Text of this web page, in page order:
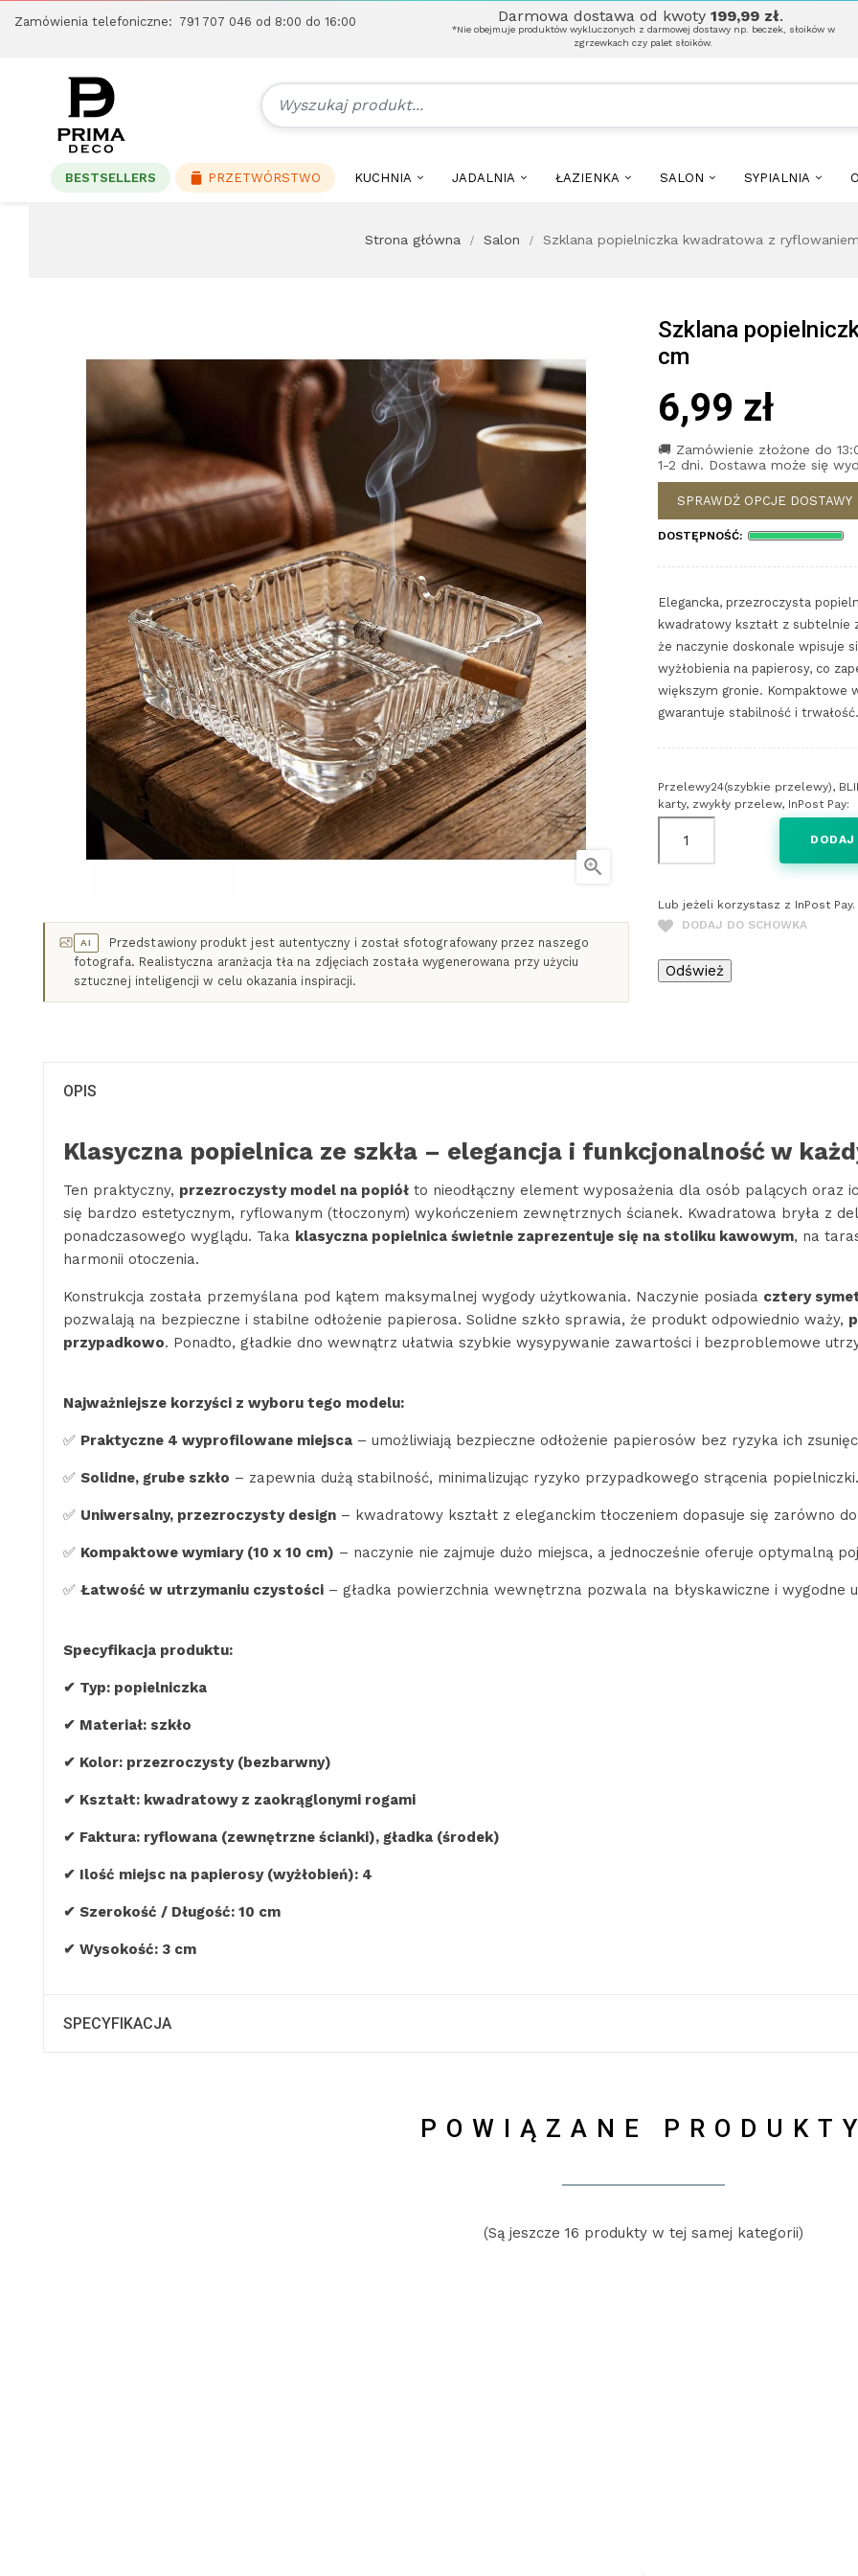
Zamówienia telefoniczne: 791 707 046 od 8:00 do 16:00 Darmowa dostawa od kwoty199,99 zł.
*Nie obejmuje produktów wykluczonych z darmowej dostawy np. beczek, słoików w
zgrzewkach czy palet słoików.
BESTSELLERS PRZETWÓRSTWO KUCHNIA JADALNIA ŁAZIENKA SALON SYPIALNIA
Strona główna Salon Szklana popielniczka kwadratowa z

AI
Przedstawiony produkt jest autentyczny i został sfotografowany przez naszego
fotografa. Realistyczna aranżacja tła na zdjęciach została wygenerowana przy użyciu
sztucznej inteligencji w celu okazania inspiracji.
Szklana
cm
6,99 zł
🚚 Zamówienie złożone do
1-2 dni. Dostawa może się
SPRAWDŹ OPCJE DOSTAWY
DOSTĘPNOŚĆ:
Elegancka, przezroczysta
kwadratowy kształt z subtelnie
że naczynie doskonale wpisuje
wyżłobienia na papierosy, co
większym gronie. Kompaktowe
gwarantuje stabilność i trwałość.
Przelewy24(szybkie przelewy),
karty, zwykły przelew, InPost Pay:
DODAJ
Lub jeżeli korzystasz z InPost
DODAJ DO SCHOWKA
OPIS
Klasyczna popielnica ze szkła – elegancja i funkcjonalność w
Ten praktyczny, przezroczysty model na popiół to nieodłączny element wyposażenia dla osób palących oraz
się bardzo estetycznym, ryflowanym (tłoczonym) wykończeniem zewnętrznych ścianek. Kwadratowa bryła z
ponadczasowego wyglądu. Taka klasyczna popielnica świetnie zaprezentuje się na stoliku kawowym, na
harmonii otoczenia.
Konstrukcja została przemyślana pod kątem maksymalnej wygody użytkowania. Naczynie posiada cztery
pozwalają na bezpieczne i stabilne odłożenie papierosa. Solidne szkło sprawia, że produkt odpowiednio waży,
przypadkowo. Ponadto, gładkie dno wewnątrz ułatwia szybkie wysypywanie zawartości i bezproblemowe
Najważniejsze korzyści z wyboru tego modelu:
✅ Praktyczne 4 wyprofilowane miejsca – umożliwiają bezpieczne odłożenie papierosów bez ryzyka ich
✅ Solidne, grube szkło – zapewnia dużą stabilność, minimalizując ryzyko przypadkowego strącenia popielniczki.
✅ Uniwersalny, przezroczysty design – kwadratowy kształt z eleganckim tłoczeniem dopasuje się zarówno
✅ Kompaktowe wymiary (10 x 10 cm) – naczynie nie zajmuje dużo miejsca, a jednocześnie oferuje optymalną
✅ Łatwość w utrzymaniu czystości – gładka powierzchnia wewnętrzna pozwala na błyskawiczne i wygodne
Specyfikacja produktu:
✔ Typ: popielniczka
✔ Materiał: szkło
✔ Kolor: przezroczysty (bezbarwny)
✔ Kształt: kwadratowy z zaokrąglonymi rogami
✔ Faktura: ryflowana (zewnętrzne ścianki), gładka (środek)
✔ Ilość miejsc na papierosy (wyżłobień): 4
✔ Szerokość / Długość: 10 cm
✔ Wysokość: 3 cm
SPECYFIKACJA
POWIĄZANE
(Są jeszcze 16 produkty w tej samej kategorii)